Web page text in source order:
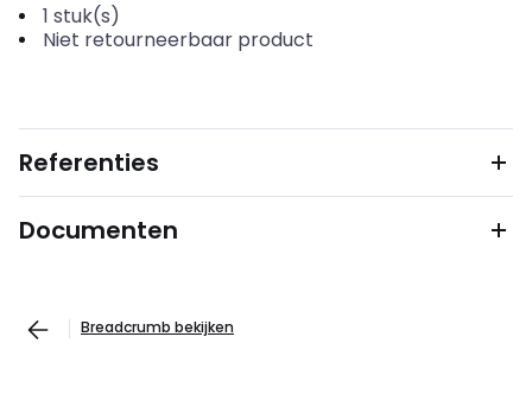
1 stuk(s)
Niet retourneerbaar product
Referenties
Documenten
Breadcrumb bekijken